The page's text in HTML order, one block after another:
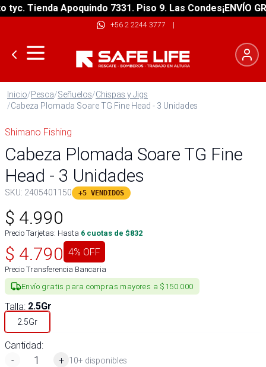
Tienda Apoquindo 7331. Piso 9. Las Condes¡ENVÍO
+56 2 2244 3777 |
Inicio/Pesca/Señuelos/Chispas y Jigs
/Cabeza Plomada Soare TG Fine Head - 3 Unidades
Shimano Fishing
Cabeza Plomada Soare TG Fine
Head - 3 Unidades
SKU: 2405401150 +5 VENDIDOS
$ 4.990
Precio Tarjetas: Hasta 6 cuotas de $832
$ 4.790 4% OFF
Precio Transferencia Bancaria
Envío gratis para compras mayores a $150.000
Talla: 2.5Gr
2.5Gr
Cantidad:
-
+ 10+ disponibles